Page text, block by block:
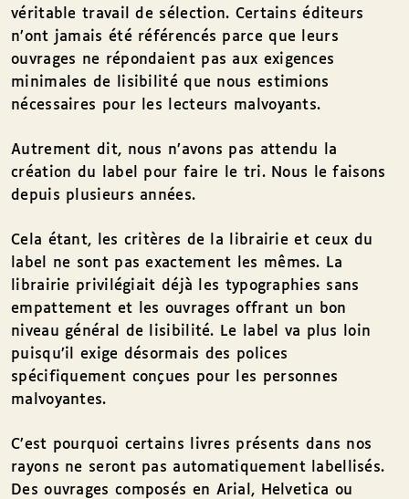
véritable travail de sélection. Certains éditeurs
n’ont jamais été référencés parce que leurs
ouvrages ne répondaient pas aux exigences
minimales de lisibilité que nous estimions
nécessaires pour les lecteurs malvoyants.
Autrement dit, nous n’avons pas attendu la
création du label pour faire le tri. Nous le faisons
depuis plusieurs années.
Cela étant, les critères de la librairie et ceux du
label ne sont pas exactement les mêmes. La
librairie privilégiait déjà les typographies sans
empattement et les ouvrages offrant un bon
niveau général de lisibilité. Le label va plus loin
puisqu’il exige désormais des polices
spécifiquement conçues pour les personnes
malvoyantes.
C’est pourquoi certains livres présents dans nos
rayons ne seront pas automatiquement labellisés.
Des ouvrages composés en Arial, Helvetica ou